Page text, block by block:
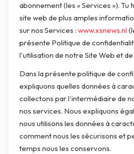
abonnement (les « Services »).
site web de plus amples
sur nos Services : www.xsnews.nl
présente Politique de
l'utilisation de notre Site Web et
Dans la présente politique de
expliquons quelles données à
collectons par l'intermédiaire de
nos services. Nous expliquons
nous utilisons les données à
comment nous les sécurisons et
temps nous les conservons.